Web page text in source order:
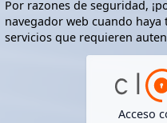
Por razones de seguridad,
navegador web cuando
servicios que requieren